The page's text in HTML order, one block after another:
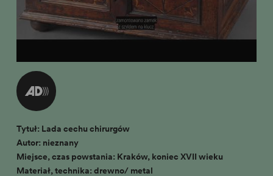
Tytuł: Lada cechu chirurgów
Autor: nieznany
Miejsce, czas powstania: Kraków, koniec XVII wieku
Materiał, technika: drewno/ metal